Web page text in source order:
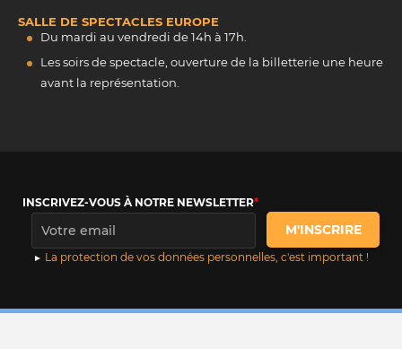
SALLE DE SPECTACLES EUROPE
Du mardi au vendredi de 14h à 17h.
Les soirs de spectacle, ouverture de la billetterie une heure
avant la représentation.
INSCRIVEZ-VOUS À NOTRE NEWSLETTER
M'INSCRIRE
La protection de vos données personnelles, c'est important !